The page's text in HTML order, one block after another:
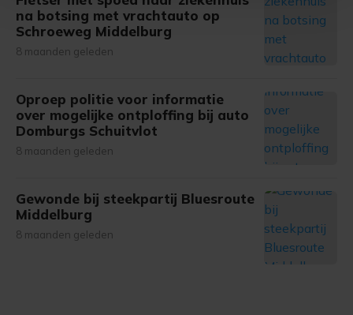
Met cookies werkt onze website beter en wordt jouw
bezoek makkelijker en persoonlijker. Op
onze cookiepagina kun je ons cookiebeleid bekijken en je
na botsing met vrachtauto op
Schroeweg Middelburg
8 maanden geleden
Oproep politie voor informatie
over mogelijke ontploffing bij auto
Domburgs Schuitvlot
8 maanden geleden
Gewonde bij steekpartij Bluesroute
Middelburg
8 maanden geleden